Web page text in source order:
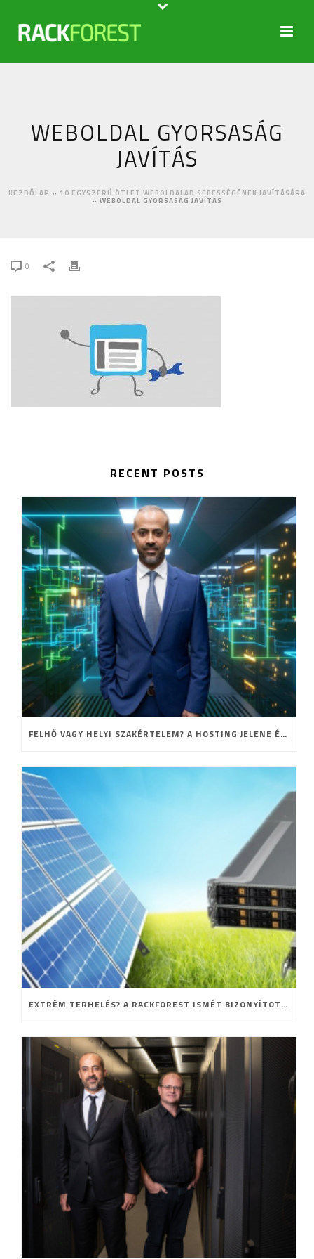
WEBOLDAL GYORSASÁG
JAVÍTÁS
KEZDŐLAP » 10 EGYSZERŰ ÖTLET WEBOLDALAD SEBESSÉGÉNEK JAVÍTÁSÁRA
» WEBOLDAL GYORSASÁG JAVÍTÁS
0
RECENT POSTS
FELHŐ VAGY HELYI SZAKÉRTELEM? A HOSTING JELENE ÉS JÖVŐJE
EXTRÉM TERHELÉS? A RACKFOREST ISMÉT BIZONYÍTOTT!